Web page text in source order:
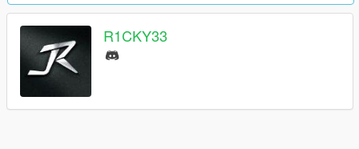
R1CKY33